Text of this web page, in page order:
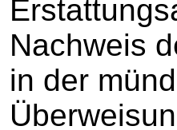
Nachweis
in der